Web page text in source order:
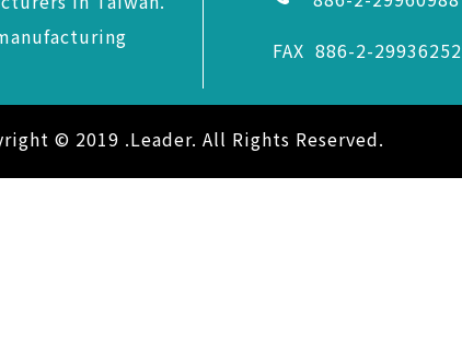
FAX 886-2-29936252
© 2019 .Leader. All Rights Reserved.